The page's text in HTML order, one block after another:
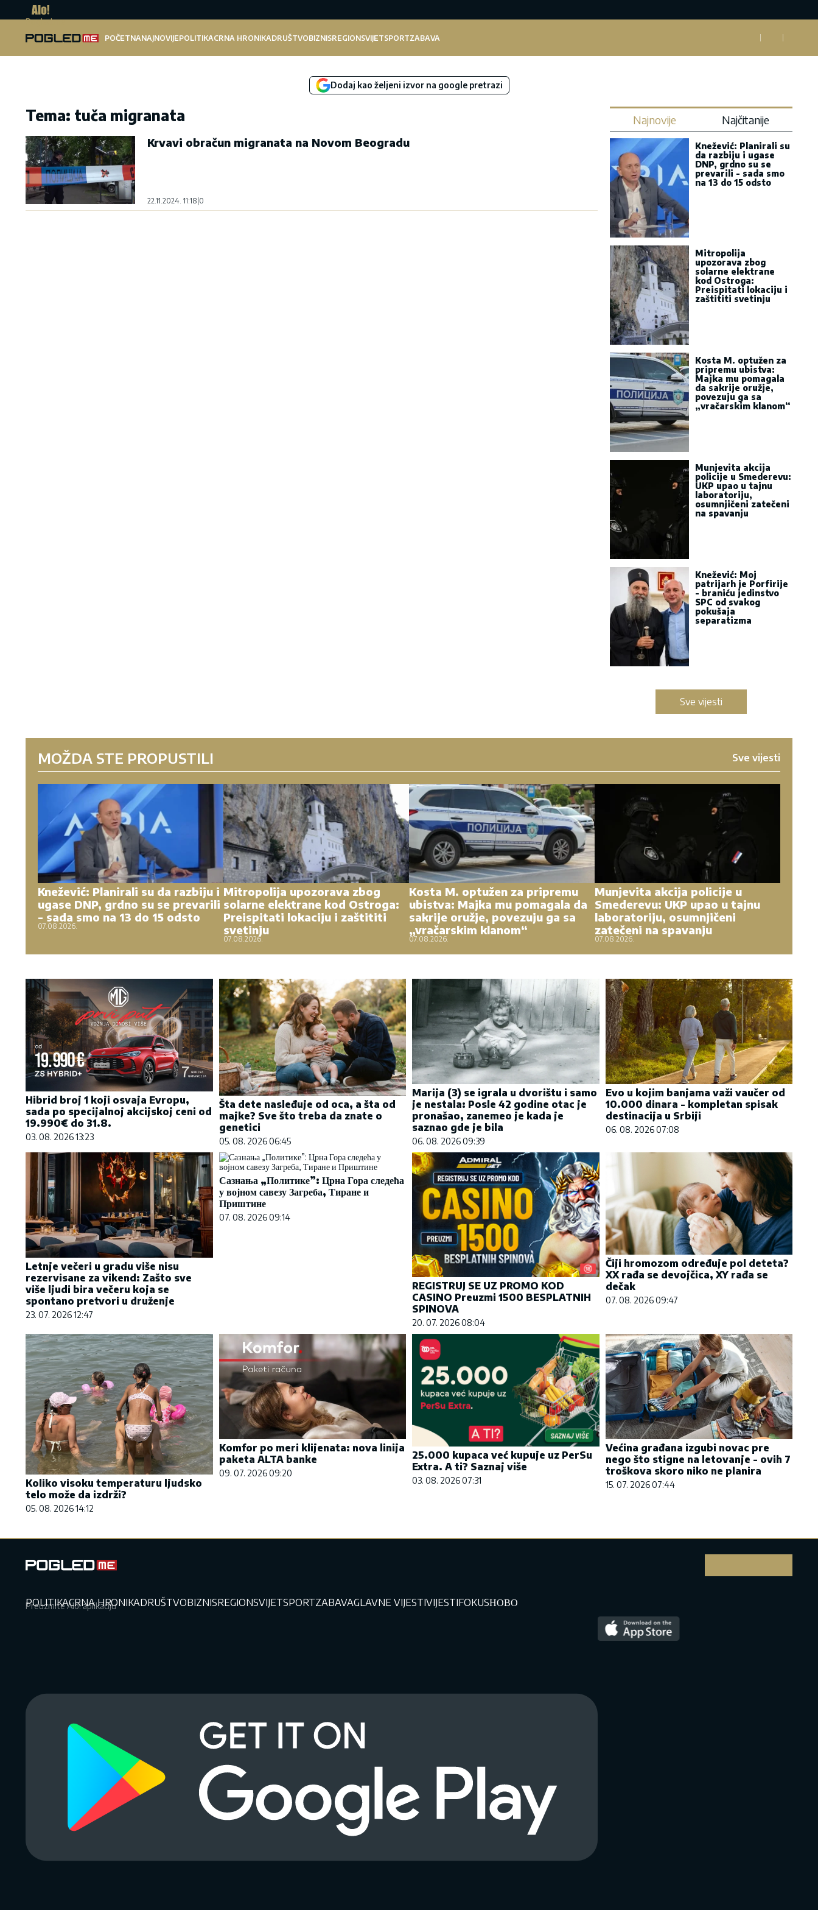
Pogled.me
POČETNANAJNOVIJEPOLITIKACRNA HRONIKADRUŠTVOBIZNISREGIONSVIJETSPORTZABAVA
Dodaj kao željeni izvor na google pretrazi
Tema: tuča migranata
Krvavi obračun migranata na Novom Beogradu
22.11.2024. 11:18 0
Najnovije Najčitanije
Knežević: Planirali su
da razbiju i ugase
DNP, grdno su se
prevarili - sada smo
na 13 do 15 odsto
Mitropolija
upozorava zbog
solarne elektrane
kod Ostroga:
Preispitati lokaciju i
zaštititi svetinju
Kosta M. optužen za
pripremu ubistva:
Majka mu pomagala
da sakrije oružje,
povezuju ga sa
„vračarskim klanom“
Munjevita akcija
policije u Smederevu:
UKP upao u tajnu
laboratoriju,
osumnjičeni zatečeni
na spavanju
Knežević: Moj
patrijarh je Porfirije
- braniću jedinstvo
SPC od svakog
pokušaja
separatizma
Sve vijesti
MOŽDA STE PROPUSTILI Sve vijesti
Knežević: Planirali su da razbiju i
ugase DNP, grdno su se prevarili
- sada smo na 13 do 15 odsto
07.08.2026.
Mitropolija upozorava zbog
solarne elektrane kod Ostroga:
Preispitati lokaciju i zaštititi
svetinju
07.08.2026.
Kosta M. optužen za pripremu
ubistva: Majka mu pomagala da
sakrije oružje, povezuju ga sa
„vračarskim klanom“
07.08.2026.
Munjevita akcija policije u
Smederevu: UKP upao u tajnu
laboratoriju, osumnjičeni
zatečeni na spavanju
07.08.2026.
Hibrid broj 1 koji osvaja Evropu,
sada po specijalnoj akcijskoj ceni od
19.990€ do 31.8.
03. 08. 2026 13:23
Šta dete nasleđuje od oca, a šta od
majke? Sve što treba da znate o
genetici
05. 08. 2026 06:45
Marija (3) se igrala u dvorištu i samo
je nestala: Posle 42 godine otac je
pronašao, zanemeo je kada je
saznao gde je bila
06. 08. 2026 09:39
Evo u kojim banjama važi vaučer od
10.000 dinara - kompletan spisak
destinacija u Srbiji
06. 08. 2026 07:08
Letnje večeri u gradu više nisu
rezervisane za vikend: Zašto sve
više ljudi bira večeru koja se
spontano pretvori u druženje
23. 07. 2026 12:47
Сазнања „Политике”: Црна Гора следећа
у војном савезу Загреба, Тиране и
Приштине
07. 08. 2026 09:14
REGISTRUJ SE UZ PROMO KOD
CASINO Preuzmi 1500 BESPLATNIH
SPINOVA
20. 07. 2026 08:04
Čiji hromozom određuje pol deteta?
XX rađa se devojčica, XY rađa se
dečak
07. 08. 2026 09:47
Koliko visoku temperaturu ljudsko
telo može da izdrži?
05. 08. 2026 14:12
Komfor po meri klijenata: nova linija
paketa ALTA banke
09. 07. 2026 09:20
25.000 kupaca već kupuje uz PerSu
Extra. A ti? Saznaj više
03. 08. 2026 07:31
Većina građana izgubi novac pre
nego što stigne na letovanje - ovih 7
troškova skoro niko ne planira
15. 07. 2026 07:44
POLITIKACRNA HRONIKADRUŠTVOBIZNISREGIONSVIJETSPORTZABAVAGLAVNE VIJESTIVIJESTIFOKUSНОВО
Preuzmite Alo! aplikaciju